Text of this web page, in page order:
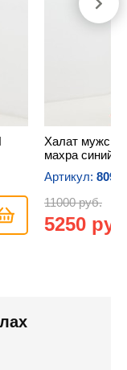
Халат
махра синий S
Артикул:
11000 руб.
5250